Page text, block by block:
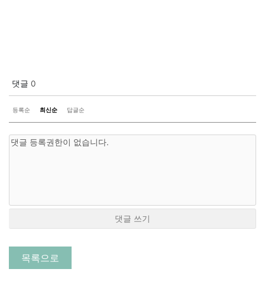
댓글 0
등록순 최신순 답글순
댓글 쓰기
목록으로